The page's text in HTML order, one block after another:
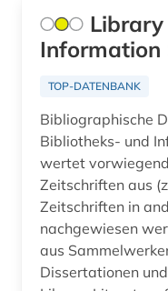
bauvertrag (1)
bauwesen (4)
Information
TOP-DATENBANK
Bibliographische
Bibliotheks- und
wertet
Zeitschriften aus
Zeitschriften in
nachgewiesen
aus
Dissertationen